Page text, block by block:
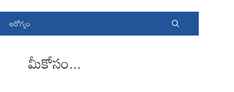
ఆరోగ్యం
మీకోసం...